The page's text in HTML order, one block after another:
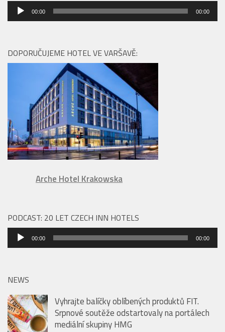
Audio
přehrávač
00:00 00:00
DOPORUČUJEME HOTEL VE VARŠAVĚ:
Arche Hotel Krakowska
PODCAST: 20 LET CZECH INN HOTELS
Audio
přehrávač
00:00 00:00
NEWS
Vyhrajte balíčky oblíbených produktů FIT.
Srpnové soutěže odstartovaly na portálech
mediální skupiny HMG